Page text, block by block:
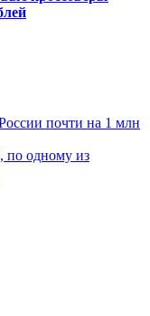
почти на 1 млн
по одному из